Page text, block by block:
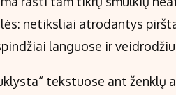
netiksliai atrodantys
languose ir
tekstuose ant ženklų